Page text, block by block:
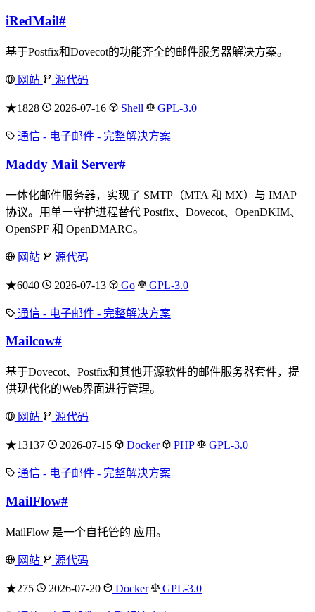
iRedMail#
基于Postfix和Dovecot的功能齐全的邮件服务器解决方案。
网站 源代码
★1828 2026-07-16 Shell GPL-3.0
通信 - 电子邮件 - 完整解决方案
Maddy Mail Server#
一体化邮件服务器，实现了 SMTP（MTA 和 MX）与 IMAP
协议。用单一守护进程替代 Postfix、Dovecot、OpenDKIM、
OpenSPF 和 OpenDMARC。
网站 源代码
★6040 2026-07-13 Go GPL-3.0
通信 - 电子邮件 - 完整解决方案
Mailcow#
基于Dovecot、Postfix和其他开源软件的邮件服务器套件，提
供现代化的Web界面进行管理。
网站 源代码
★13137 2026-07-15 Docker PHP GPL-3.0
通信 - 电子邮件 - 完整解决方案
MailFlow#
MailFlow 是一个自托管的 应用。
网站 源代码
★275 2026-07-20 Docker GPL-3.0